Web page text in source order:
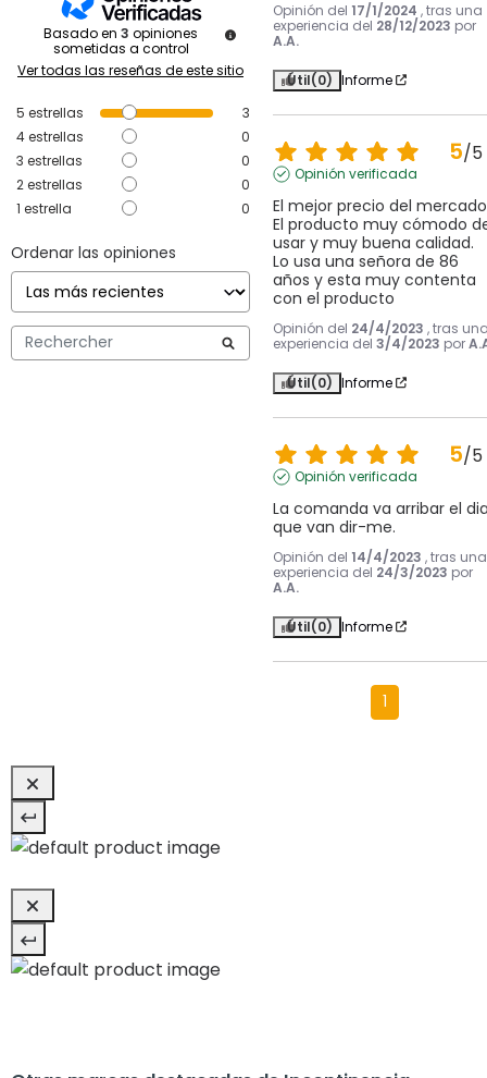
Basado en 3 opiniones
sometidas a control
Ver todas las reseñas de este sitio
5 estrellas
3
4estrellas
0
3 estrellas
0
2estrellas
0
1 estrella 0
Ordenar las opiniones
Opinión del 17/1/2024 , tras una
experiencia del 28/12/2023 por
A.A.
Útil(0) Informe
5/5
Opinión verificada
El mejor precio del
El producto muy cómodo
usar y muy buena calidad.
Lo usa una señora de 86
años y esta muy contenta
con el producto
Opinión del 24/4/2023 , tras
experiencia del 3/4/2023 por
Útil(0) Informe
5/5
Opinión verificada
La comanda va arribar el
que van dir-me.
Opinión del 14/4/2023 , tras una
experiencia del 24/3/2023 por
A.A.
Útil(0) Informe
1